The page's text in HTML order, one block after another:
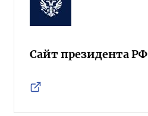
Сайт президента РФ